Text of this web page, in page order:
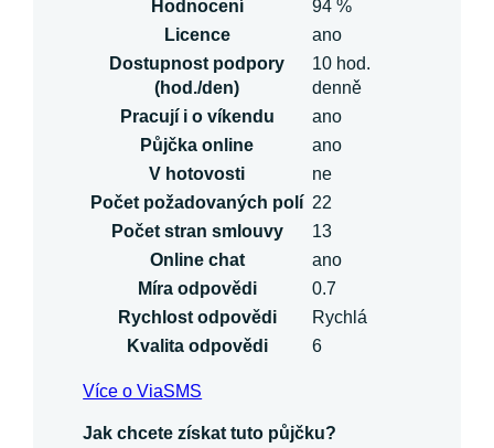
Hodnocení
94 %
Licence
ano
Dostupnost podpory
(hod./den)
10 hod.
denně
Pracují i o víkendu
ano
Půjčka online
ano
V hotovosti
ne
Počet požadovaných polí 22
Počet stran smlouvy
13
Online chat
ano
Míra odpovědi
0.7
Rychlost odpovědi
Rychlá
Kvalita odpovědi
6
Více o ViaSMS
Jak chcete získat tuto půjčku?